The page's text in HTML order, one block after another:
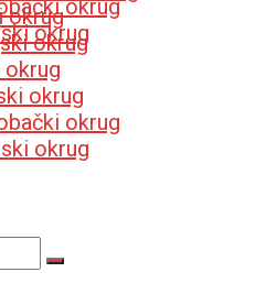
okrug
okrug
okrug
okrug
okrug
okrug
okrug